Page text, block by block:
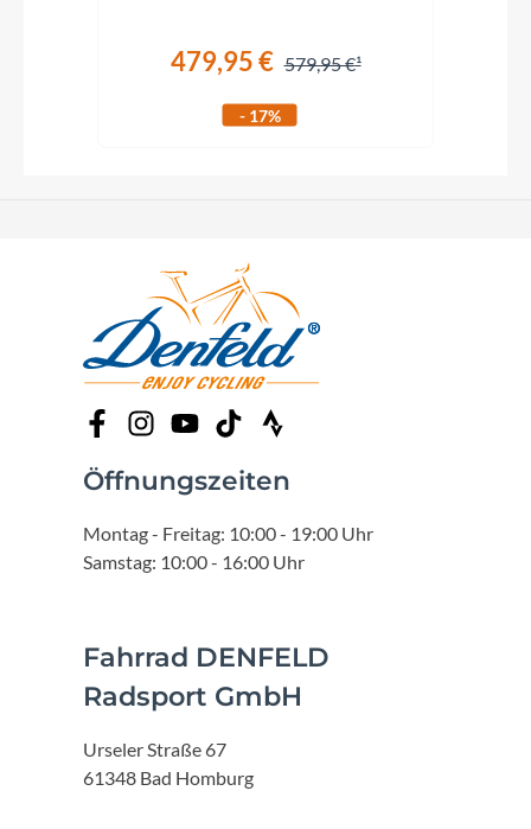
479,95 € 579,95 €
- 17%
Öffnungszeiten
Montag - Freitag: 10:00 - 19:00 Uhr
Samstag: 10:00 - 16:00 Uhr
Fahrrad DENFELD
Radsport GmbH
Urseler Straße 67
61348 Bad Homburg